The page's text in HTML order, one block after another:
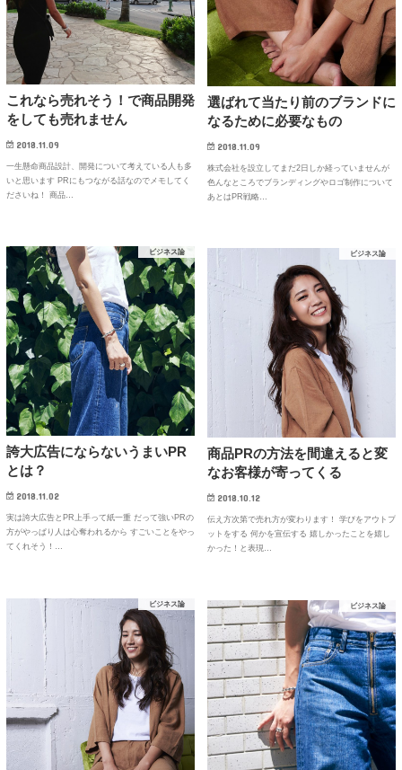
これなら売れそう！で商品開発
をしても売れません
2018.11.09
一生懸命商品設計、開発について考えている人も多
いと思います PRにもつながる話なのでメモしてく
ださいね！ 商品…
選ばれて当たり前のブランドに
なるために必要なもの
2018.11.09
株式会社を設立してまだ2日しか経っていませんが
色んなところでブランディングやロゴ制作について
あとはPR戦略…
ビジネス論
誇大広告にならないうまいPR
とは？
2018.11.02
実は誇大広告とPR上手って紙一重 だって強いPRの
方がやっぱり人は心奪われるから すごいことをやっ
てくれそう！…
ビジネス論
商品PRの方法を間違えると変
なお客様が寄ってくる
2018.10.12
伝え方次第で売れ方が変わります！ 学びをアウトプ
ットをする 何かを宣伝する 嬉しかったことを嬉し
かった！と表現…
ビジネス論 ビジネス論